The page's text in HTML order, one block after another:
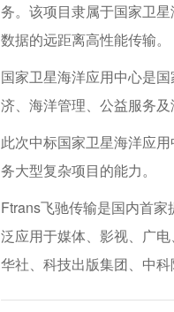
务。该项目隶属于国家卫
数据的远距离高性能传输。
国家卫星海洋应用中心是
济、海洋管理、公益服务及
此次中标国家卫星海洋应
务大型复杂项目的能力。
Ftrans飞驰传输是国内首
泛应用于媒体、影视、广
华社、科技出版集团、中